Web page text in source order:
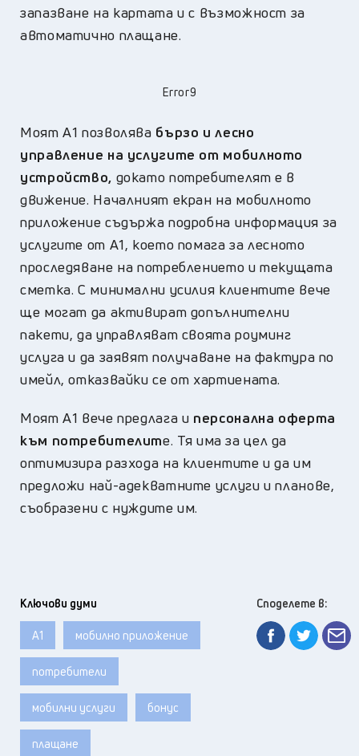
запазване на картата и с възможност за
автоматично плащане.
Error9
Моят А1 позволява бързо и лесно
управление на услугите от мобилното
устройство, докато потребителят е в
движение. Началният екран на мобилното
приложение съдържа подробна информация за
услугите от А1, което помага за лесното
проследяване на потреблението и текущата
сметка. С минимални усилия клиентите вече
ще могат да активират допълнителни
пакети, да управляват своята роуминг
услуга и да заявят получаване на фактура по
имейл, отказвайки се от хартиената.
Моят А1 вече предлага и персонална оферта
към потребителите. Тя има за цел да
оптимизира разхода на клиентите и да им
предложи най-адекватните услуги и планове,
съобразени с нуждите им.
Ключови думи
А1 мобилно приложение
потребители
мобилни услуги бонус
плащане
Споделете в: